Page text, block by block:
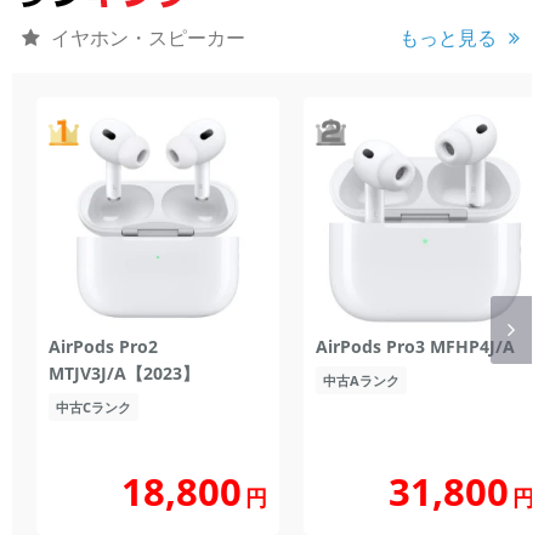
イヤホン・スピーカー もっと見る
AirPods Pro2
MTJV3J/A【2023】
中古Cランク
18,800円
AirPods Pro3 MFHP4J/A
中古Aランク
31,800円